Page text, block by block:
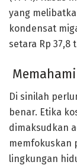
yang
kondensat
setara Rp 37,8
Di sinilah
benar. Etika
dimaksudkan
memfokuskan
lingkungan